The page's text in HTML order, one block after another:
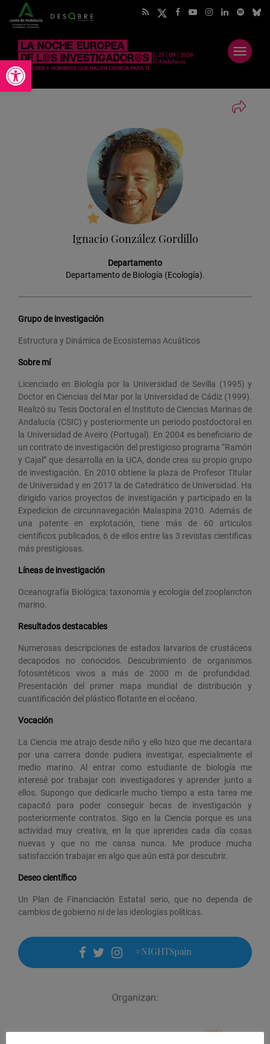
Abrir barra de herramientas
Abrir
menú
Ignacio González Gordillo
Departamento
Departamento de Biología (Ecología).
Grupo de investigación
Estructura y Dinámica de Ecosistemas Acuáticos
Sobre mí
Licenciado en Biología por la Universidad de Sevilla (1995) y
Doctor en Ciencias del Mar por la Universidad de Cádiz (1999).
Realizó su Tesis Doctoral en el Instituto de Ciencias Marinas de
Andalucía (CSIC) y posteriormente un periodo postdoctoral en
la Universidad de Aveiro (Portugal). En 2004 es beneficiario de
un contrato de investigación del prestigioso programa “Ramón
y Cajal” que desarrolla en la UCA, donde crea su propio grupo
de investigación. En 2010 obtiene la plaza de Profesor Titular
de Universidad y en 2017 la de Catedrático de Universidad. Ha
dirigido varios proyectos de investigación y participado en la
Expedicion de circunnavegación Malaspina 2010. Además de
una patente en explotación, tiene más de 60 articulos
científicos publicados, 6 de ellos entre las 3 revistas cientificas
más prestigiosas.
Líneas de investigación
Oceanografía Biológica: taxonomía y ecología del zooplancton
marino.
Resultados destacables
Numerosas descripciones de estados larvarios de crustáceos
decapodos no conocidos. Descubrimiento de organismos
fotosintéticos vivos a más de 2000 m de profundidad.
Presentación del primer mapa mundial de distribución y
cuantificación del plástico flotante en el océano.
Vocación
La Ciencia me atrajo desde niño y ello hizo que me decantara
por una carrera donde pudiera investigar, especialmente el
medio marino. Al entrar como estudiante de biología me
interesé por trabajar con investigadores y aprender junto a
ellos. Supongo que dedicarle mucho tiempo a esta tarea me
capacitó para poder conseguir becas de investigación y
posteriormente contratos. Sigo en la Ciencia porque es una
actividad muy creativa, en la que aprendes cada día cosas
nuevas y que no me cansa nunca. Me produce mucha
satisfacción trabajar en algo que aún está por descubrir.
Deseo científico
Un Plan de Financiación Estatal serio, que no dependa de
cambios de gobierno ni de las ideologías políticas.
facebook
twitter
instagram
#NIGHTSpain